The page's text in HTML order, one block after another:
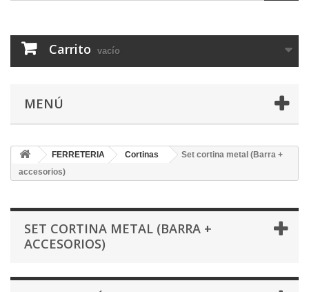
Carrito vacío
MENÚ
FERRETERIA Cortinas
Set cortina metal (Barra +
accesorios)
SET CORTINA METAL (BARRA +
ACCESORIOS)